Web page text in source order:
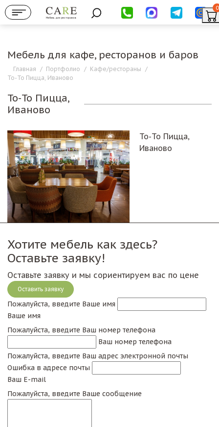
Мебель для ресторанов
0
Мебель для кафе, ресторанов и баров
Главная / Портфолио / Кафе/рестораны /
То-То Пицца, Иваново
То-То Пицца,
Иваново
То-То Пицца,
Иваново
Хотите мебель как здесь?
Оставьте заявку!
Оставьте заявку и мы сориентируем вас по цене
Оставить заявку
Пожалуйста, введите Ваше имя
Ваше имя
Пожалуйста, введите Ваш номер телефона
Ваш номер телефона
Пожалуйста, введите Ваш адрес электронной почты
Ошибка в адресе почты
Ваш E-mail
Пожалуйста, введите Ваше сообщение